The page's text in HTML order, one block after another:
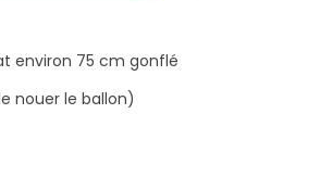
environ 75 cm gonflé
nouer le ballon)